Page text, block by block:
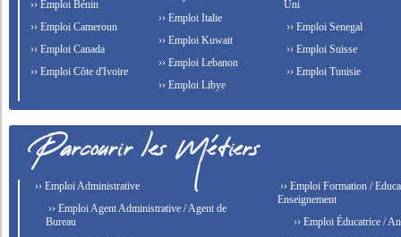
›› Emploi Bénin
›› Emploi Cameroun
›› Emploi Canada
›› Emploi Côte d'Ivoire
›› Emploi Italie
›› Emploi Kuwait
›› Emploi Lebanon
›› Emploi Libye
Uni
›› Emploi Senegal
›› Emploi Suisse
›› Emploi Tunisie
›› Emploi Administrative
›› Emploi Agent Administrative / Agent de
Bureau
›› Emploi Formation /
Enseignement
›› Emploi Éducatrice /